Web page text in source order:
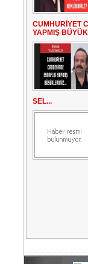
CUMHURİYET
YAPMIŞ
SEL...